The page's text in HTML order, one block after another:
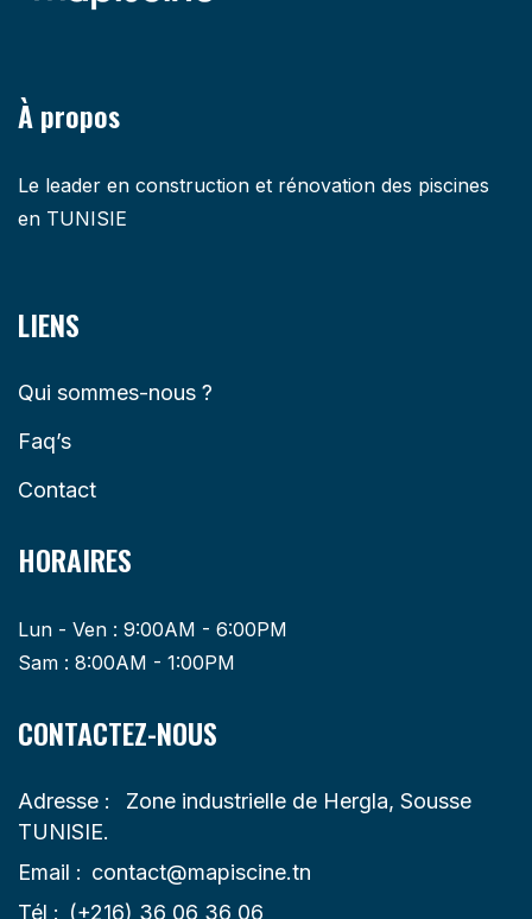
À propos
Le leader en construction et rénovation des piscines
en TUNISIE
LIENS
Qui sommes-nous ?
Faq’s
Contact
HORAIRES
Lun - Ven : 9:00AM - 6:00PM
Sam : 8:00AM - 1:00PM
CONTACTEZ-NOUS
Adresse :
Zone industrielle de Hergla, Sousse
TUNISIE.
Email : contact@mapiscine.tn
Tél : (+216) 36 06 36 06